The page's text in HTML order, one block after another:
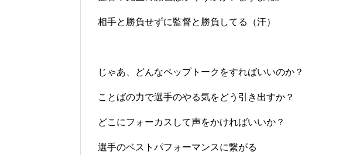
相手と勝負せずに監督と勝負してる（汗）
じゃあ、どんなペップトークをすればいいのか？
ことばの力で選手のやる気をどう引き出すか？
どこにフォーカスして声をかければいいか？
選手のベストパフォーマンスに繋がる